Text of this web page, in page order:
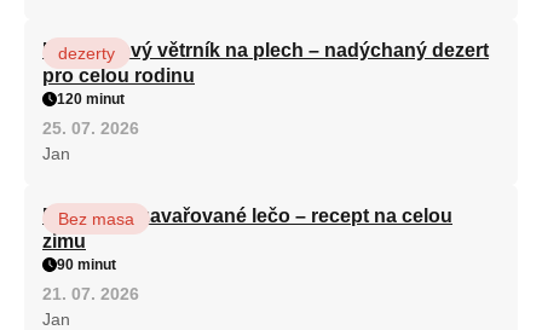
Karamelový větrník na plech – nadýchaný dezert
pro celou rodinu
dezerty
120 minut
25. 07. 2026
Jan
Babiččino zavařované lečo – recept na celou
zimu
Bez masa
90 minut
21. 07. 2026
Jan